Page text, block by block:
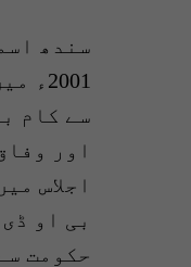
سے کام
اور
اجلاس
بی او
حکومت